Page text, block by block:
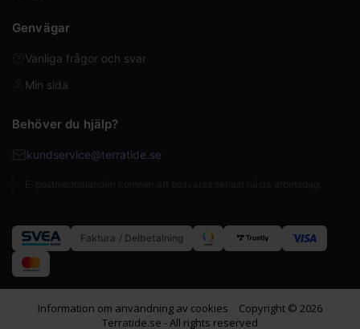
Genvägar
Vanliga frågor och svar
Min sida
Behöver du hjälp?
kundservice@terratide.se
Faktura / Delbetalning
Information om användning av cookies
Copyright © 2026
Terratide.se - All rights reserved